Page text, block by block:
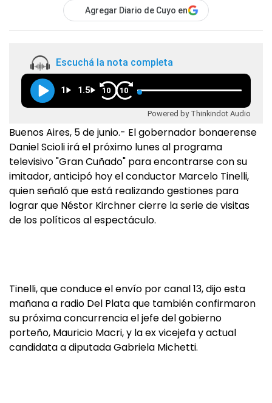
Agregar Diario de Cuyo en
Escuchá la nota completa
1 1.5 10 10
Powered by Thinkindot Audio
Buenos Aires, 5 de junio.- El gobernador bonaerense
Daniel Scioli irá el próximo lunes al programa
televisivo "Gran Cuñado" para encontrarse con su
imitador, anticipó hoy el conductor Marcelo Tinelli,
quien señaló que está realizando gestiones para
lograr que Néstor Kirchner cierre la serie de visitas
de los políticos al espectáculo.
Tinelli, que conduce el envío por canal 13, dijo esta
mañana a radio Del Plata que también confirmaron
su próxima concurrencia el jefe del gobierno
porteño, Mauricio Macri, y la ex vicejefa y actual
candidata a diputada Gabriela Michetti.